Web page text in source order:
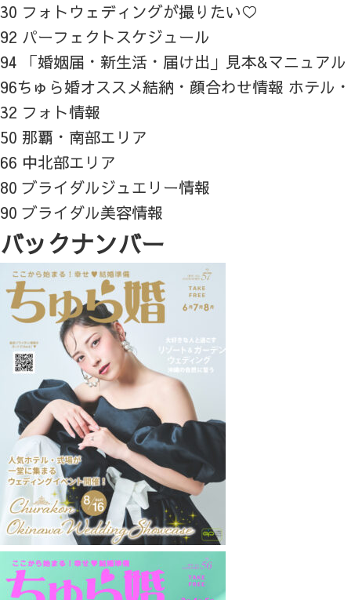
30 フォトウェディングが撮りたい♡
92 パーフェクトスケジュール
94 「婚姻届・新生活・届け出」見本&マニュアル
96ちゅら婚オススメ結納・顔合わせ情報 ホテル
32 フォト情報
50 那覇・南部エリア
66 中北部エリア
80 ブライダルジュエリー情報
90 ブライダル美容情報
バックナンバー